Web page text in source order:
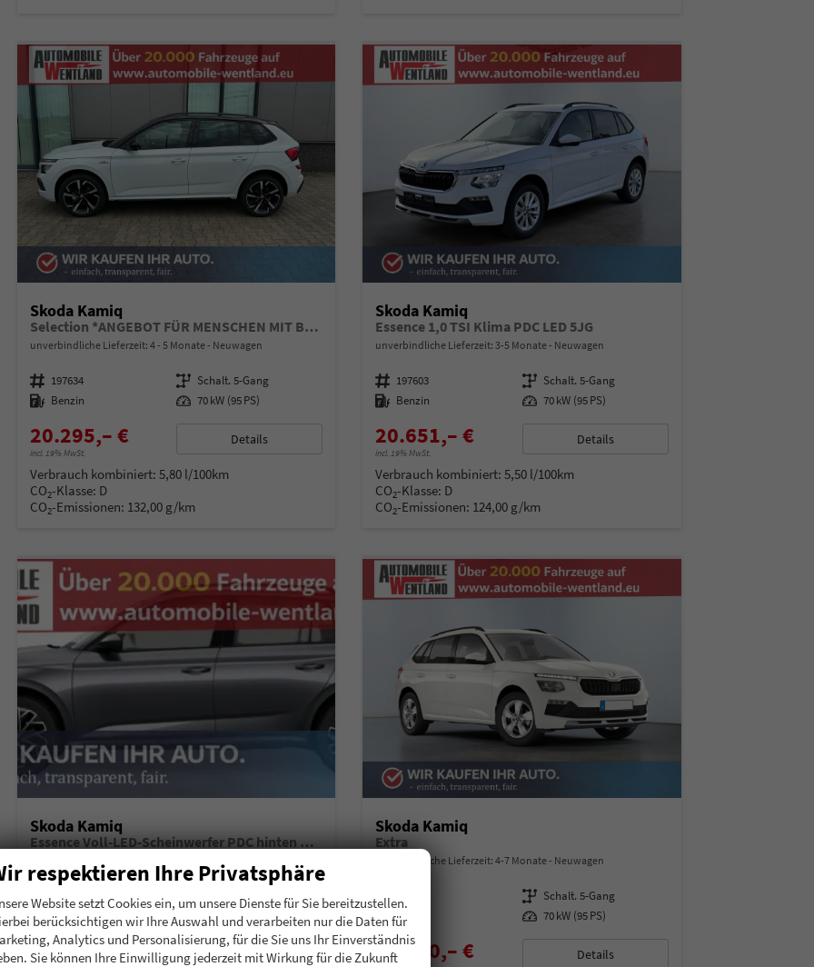
Skoda Kamiq
Selection *ANGEBOT FÜR MENSCHEN MIT BEHINDERUNG AB 50%! 1.0 TSI 95PS, Klimaanlage, Sitzheizung, Parksensoren hinten, LED-Scheinwerfer, Tempomat, Infotainment 8", Virtual Cockpit Nebelscheinwerfer, Dachreling
unverbindliche Lieferzeit: 4 - 5 Monate Neuwagen
Fahrzeugnummer 197634 Getriebe Schalt. 5-Gang
Kraftstoff Benzin Leistung 70 kW (95 PS)
20.295,– €
incl. 19% MwSt.
Details
Verbrauch kombiniert: 5,80 l/100km
CO2-Klasse: D
CO2-Emissionen: 132,00 g/km
Skoda Kamiq
Essence 1,0 TSI Klima PDC LED 5JG
unverbindliche Lieferzeit: 3-5 Monate Neuwagen
Fahrzeugnummer 197603 Getriebe Schalt. 5-Gang
Kraftstoff Benzin Leistung 70 kW (95 PS)
20.651,– €
incl. 19% MwSt.
Details
Verbrauch kombiniert:5,50 l/100km
CO2-Klasse: D
CO2-Emissionen: 124,00 g/km
Skoda Kamiq
Essence Voll-LED-Scheinwerfer PDC hinten Klima
Fahrzeugnummer 196911
Schalt. 5-Gang
Benzin 70 kW (95 PS)
20.780,– € Details
Skoda Kamiq
Extra
unverbindliche Lieferzeit: 4-7 Monate Neuwagen
Fahrzeugnummer Getriebe Schalt. 5-Gang
Kraftstoff Benzin Leistung 70 kW (95 PS)
20.850,– € Details
respektieren Ihre Privatsphäre
Website setzt Cookies ein, um unsere Dienste für Sie bereitzustellen.
berücksichtigen wir Ihre Auswahl und verarbeiten nur die Daten für
Analytics und Personalisierung, für die Sie uns Ihr Einverständnis
Sie können Ihre Einwilligung jederzeit mit Wirkung für die Zukunft